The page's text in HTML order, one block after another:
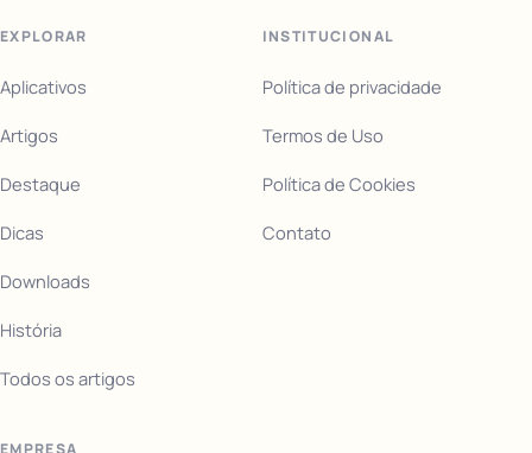
EXPLORAR
Aplicativos
Artigos
Destaque
Dicas
Downloads
História
Todos os artigos
INSTITUCIONAL
Política de privacidade
Termos de Uso
Política de Cookies
Contato